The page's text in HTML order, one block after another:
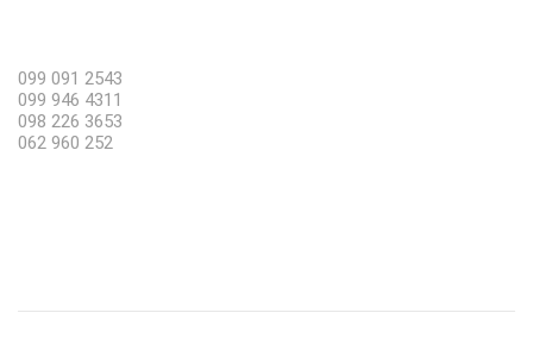
099 091 2543
099 946 4311
098 226 3653
062 960 252